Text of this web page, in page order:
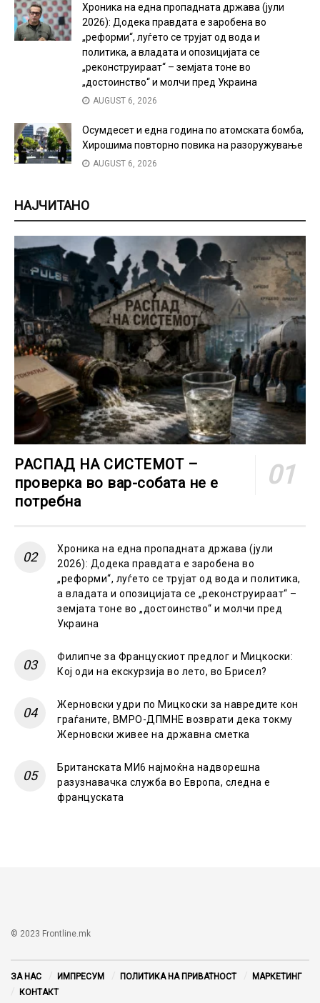
Хроника на една пропадната држава (јули
2026): Додека правдата е заробена во
„реформи“, луѓето се трујат од вода и
политика, а владата и опозицијата се
„реконструираат“ – земјата тоне во
„достоинство“ и молчи пред Украина
AUGUST 6, 2026
Осумдесет и една година по атомската бомба,
Хирошима повторно повика на разоружување
AUGUST 6, 2026
НАЈЧИТАНО
РАСПАД НА СИСТЕМОТ –
проверка во вар-собата не е
потребна
Хроника на една пропадната држава (јули
2026): Додека правдата е заробена во
„реформи“, луѓето се трујат од вода и политика,
а владата и опозицијата се „реконструираат“ –
земјата тоне во „достоинство“ и молчи пред
Украина
Филипче за Францускиот предлог и Мицкоски:
Кој оди на екскурзија во лето, во Брисел?
Жерновски удри по Мицкоски за навредите кон
граѓаните, ВМРО-ДПМНЕ возврати дека токму
Жерновски живее на државна сметка
Британската МИ6 најмоќна надворешна
разузнавачка служба во Европа, следна е
француската
© 2023 Frontline.mk
ЗА НАС ИМПРЕСУМ ПОЛИТИКА НА ПРИВАТНОСТ
МАРКЕТИНГ
КОНТАКТ